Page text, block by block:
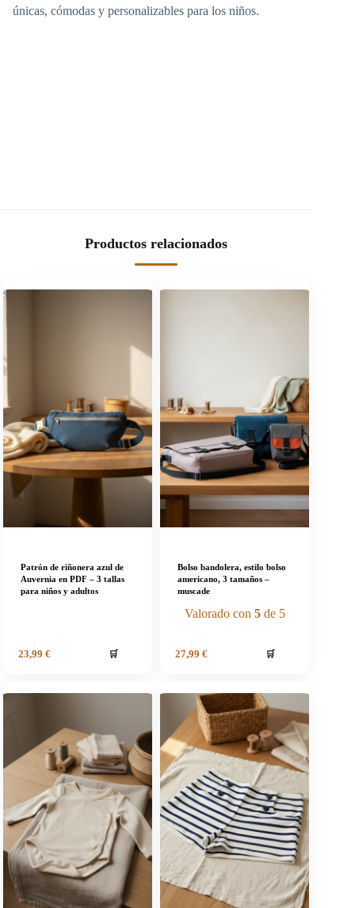
únicas, cómodas y personalizables para los niños.
Productos relacionados
Patrón de riñonera azul de
Auvernia en PDF – 3 tallas
para niños y adultos
23,99 € 🛒
Bolso bandolera, estilo bolso
americano, 3 tamaños –
muscade
Valorado con 5de 5
27,99 € 🛒